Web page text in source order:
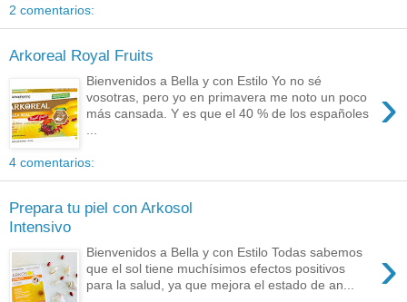
2 comentarios:
Arkoreal Royal Fruits
›
Bienvenidos a Bella y con Estilo Yo no sé
vosotras, pero yo en primavera me noto un poco
más cansada. Y es que el 40 % de los españoles
...
4 comentarios:
Prepara tu piel con Arkosol
Intensivo
›
Bienvenidos a Bella y con Estilo Todas sabemos
que el sol tiene muchísimos efectos positivos
para la salud, ya que mejora el estado de an...